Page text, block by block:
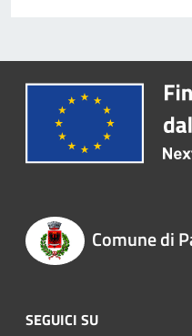
Comune di
SEGUICI SU